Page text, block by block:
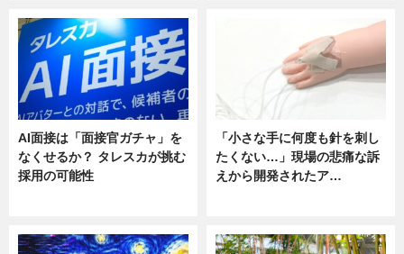
AI面接は「面接官ガチャ」を
なくせるか？ タレスカが挑む
採用の可能性
「小さな手に何度も針を刺し
たくない…」現場の悲痛な訴
えから開発されたア…